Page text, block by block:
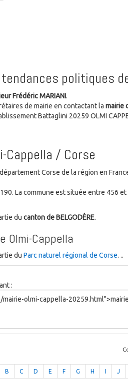
politiques
Frédéric MARIANI.
de mairie en contactant la mairie
Battaglini 20259 OLMI
Cappella / Corse
Corse de la région en
La commune est située entre 456
du canton de BELGODÈRE.
Olmi-Cappella
du Parc naturel régional de Corse. ..
:
B C D E F G H I J